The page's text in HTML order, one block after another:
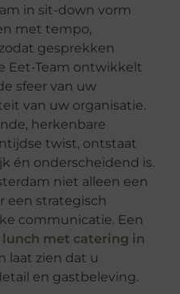
in sit-down vorm
met tempo,
gesprekken
Eet-Team ontwikkelt
sfeer van uw
van uw organisatie.
herkenbare
twist, ontstaat
én onderscheidend is.
niet alleen een
een strategisch
communicatie. Een
lunch met catering in
laat zien dat u
en gastbeleving.